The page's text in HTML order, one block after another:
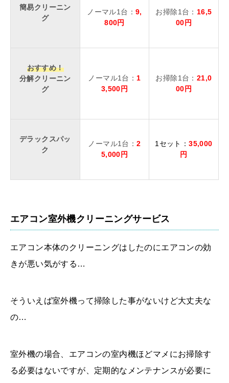
簡易クリーニン
グ
ノーマル1台： 9,
800円
お掃除1台： 16,5
00円
おすすめ！
分解クリーニン
グ
ノーマル1台：1
3,500円
お掃除1台： 21,0
00円
デラックスパッ
ク
ノーマル1台：2
5,000円
1セット：35,000
円
エアコン室外機クリーニングサービス
エアコン本体のクリーニングはしたのにエアコンの効
きが悪い気がする…
そういえば室外機って掃除した事がないけど大丈夫な
の…
室外機の場合、エアコンの室内機ほどマメにお掃除す
る必要はないですが、定期的なメンテナンスが必要に